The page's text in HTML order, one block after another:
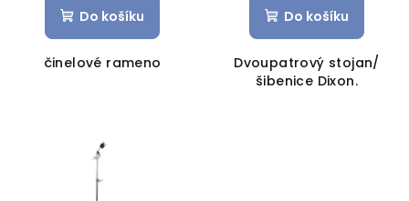
Do košíku
činelové rameno
Do košíku
Dvoupatrový stojan/
šibenice Dixon.